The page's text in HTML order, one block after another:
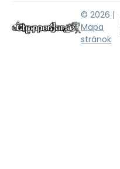
© 2026 |
Mapa
stránok